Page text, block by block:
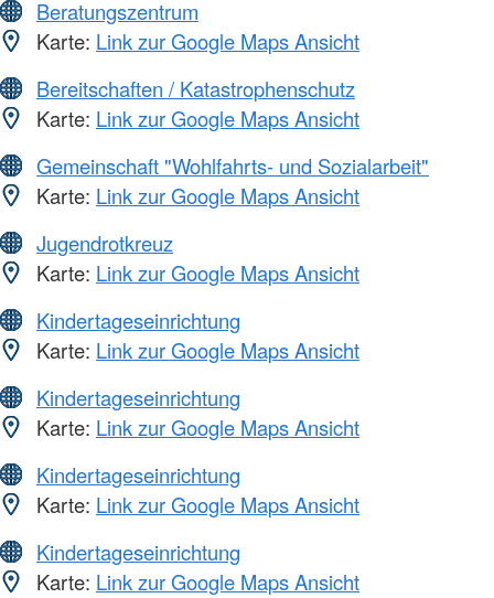
Beratungszentrum
Karte: Link zur Google Maps Ansicht
Bereitschaften / Katastrophenschutz
Karte: Link zur Google Maps Ansicht
Gemeinschaft "Wohlfahrts- und Sozialarbeit"
Karte: Link zur Google Maps Ansicht
Jugendrotkreuz
Karte: Link zur Google Maps Ansicht
Kindertageseinrichtung
Karte: Link zur Google Maps Ansicht
Kindertageseinrichtung
Karte: Link zur Google Maps Ansicht
Kindertageseinrichtung
Karte: Link zur Google Maps Ansicht
Kindertageseinrichtung
Karte: Link zur Google Maps Ansicht